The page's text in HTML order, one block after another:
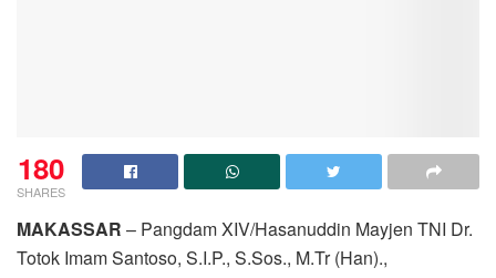
180
SHARES
MAKASSAR – Pangdam XIV/Hasanuddin Mayjen TNI Dr.
Totok Imam Santoso, S.I.P., S.Sos., M.Tr (Han).,